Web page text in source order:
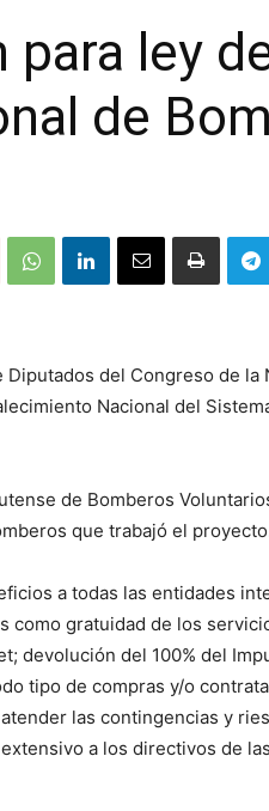
para ley
de
Diputados del Congreso de
Nacional del
de Bomberos
que trabajó el
a todas las entidades
como gratuidad de los
devolución del 100% del
tipo de compras y/o
las contingencias y
a los directivos de